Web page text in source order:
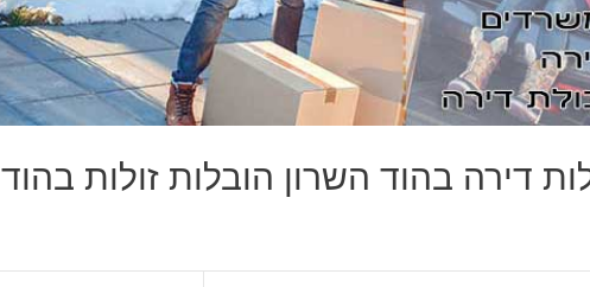
דירה בהוד השרון הובלות זולות בהוד